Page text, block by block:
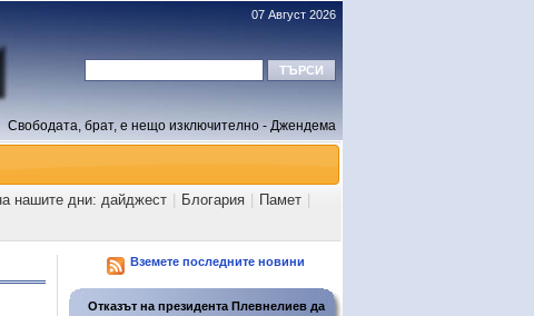
07 Август 2026
Свободата, брат, е нещо изключително - Джендема
нашите дни: дайджест Блогария Памет
Вземете последните новини
Отказът на президента Плевнелиев да